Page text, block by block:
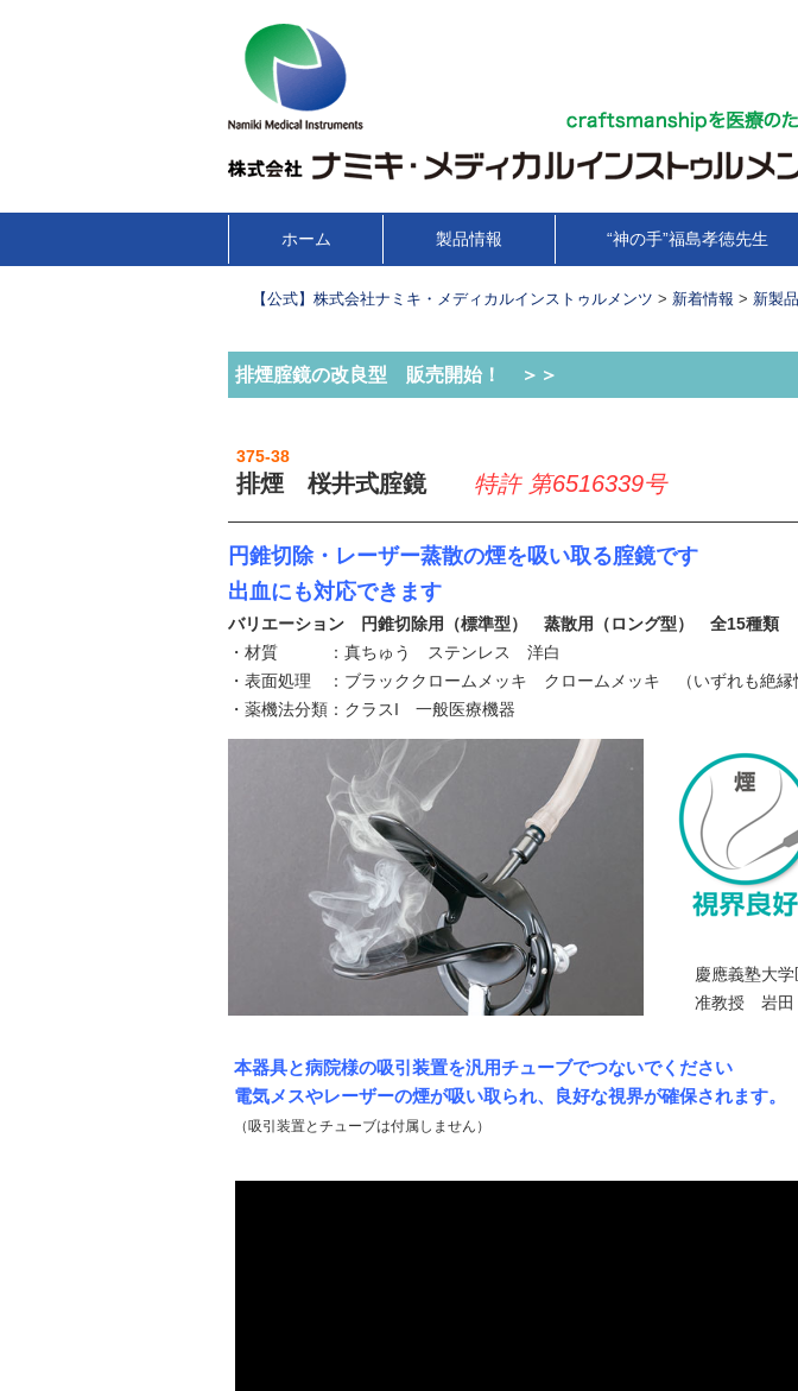
メインメニュー
ツ
へ
ホーム 製品情報 “神の手”福島孝徳先生
【公式】株式会社ナミキ・メディカルインストゥルメンツ > 新着情報 > 新製
排煙腟鏡の改良型 販売開始！ ＞＞
375-38
排煙 桜井式腟鏡 特許 第6516339号
円錐切除・レーザー蒸散の煙を吸い取る腟鏡です
出血にも対応できます
バリエーション 円錐切除用（標準型） 蒸散用（ロング型） 全15種類
・材質 ：真ちゅう ステンレス 洋白
・表面処理 ：ブラッククロームメッキ クロームメッキ （いずれも絶縁
・薬機法分類：クラスI 一般医療機器
慶應義塾大
准教授 岩田
本器具と病院様の吸引装置を汎用チューブでつないでください
電気メスやレーザーの煙が吸い取られ、良好な視界が確保されます。
（吸引装置とチューブは付属しません）